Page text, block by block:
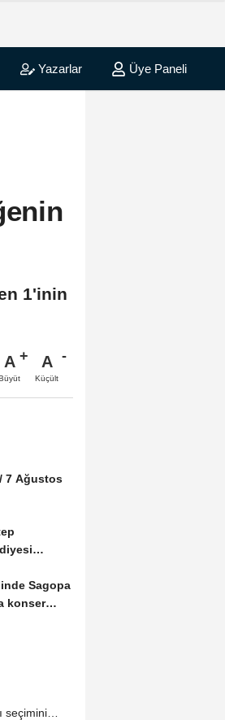
Yazarlar Üye Paneli
1'inin
A A
Küçült
7 Ağustos
Sagopa
konser
seçimini